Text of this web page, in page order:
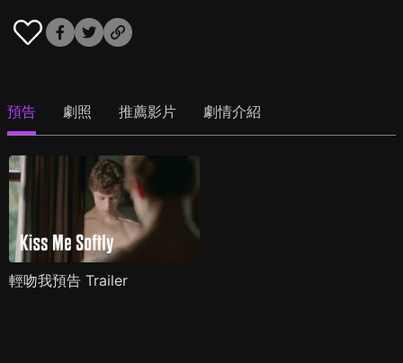
預告 劇照 推薦影片 劇情介紹
輕吻我預告 Trailer